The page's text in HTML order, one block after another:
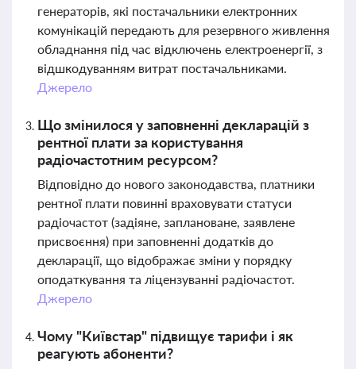
генераторів, які постачальники електронних
комунікацій передають для резервного живлення
обладнання під час відключень електроенергії, з
відшкодуванням витрат постачальниками.
Джерело
Що змінилося у заповненні декларацій з
рентної плати за користування
радіочастотним ресурсом?
Відповідно до нового законодавства, платники
рентної плати повинні враховувати статуси
радіочастот (задіяне, заплановане, заявлене
присвоєння) при заповненні додатків до
декларації, що відображає зміни у порядку
оподаткування та ліцензуванні радіочастот.
Джерело
Чому "Київстар" підвищує тарифи і як
реагують абоненти?